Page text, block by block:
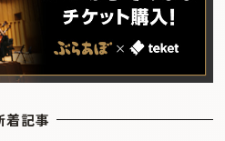
着記事